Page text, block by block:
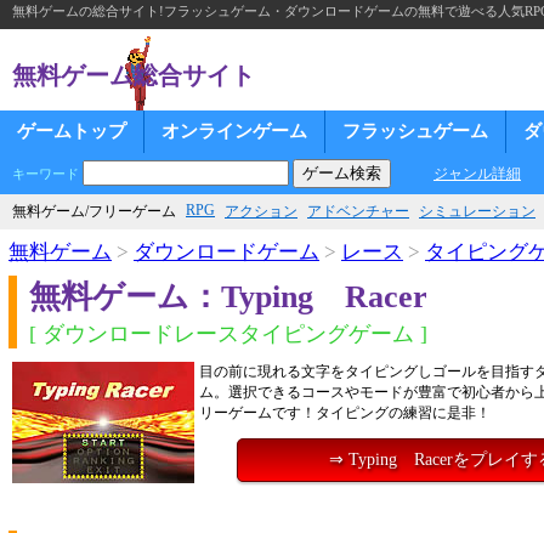
無料ゲームの総合サイト!フラッシュゲーム・ダウンロードゲームの無料で遊べる人気
無料ゲーム総合サイト
ゲームトップ オンラインゲーム フラッシュゲーム
キーワード ジャンル詳細
無料ゲーム/フリーゲーム RPG アクション アドベンチャー シミュレーション
無料ゲーム > ダウンロードゲーム > レース > タイピング
無料ゲーム：Typing Racer
[ ダウンロードレースタイピングゲーム ]
目の前に現れる文字をタイピングしゴールを目指す
ム。選択できるコースやモードが豊富で初心者から
リーゲームです！タイピングの練習に是非！
⇒ Typing Racerをプレイす